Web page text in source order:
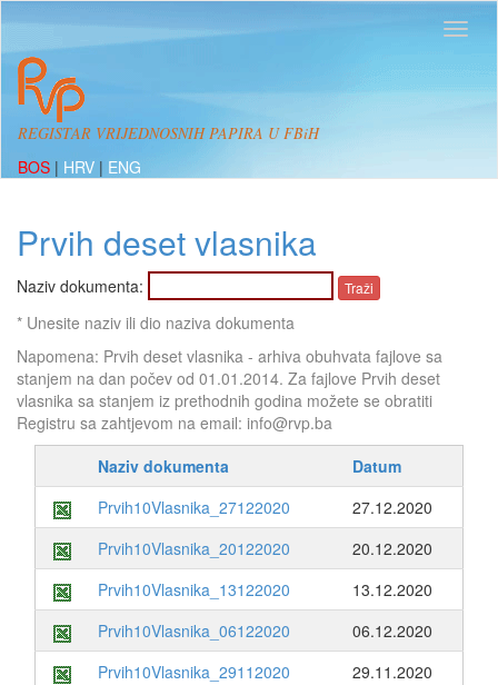
REGISTAR VRIJEDNOSNIH PAPIRA U FBiH
BOS | HRV | ENG
Prvih deset vlasnika
Naziv dokumenta:
* Unesite naziv ili dio naziva dokumenta
Napomena: Prvih deset vlasnika - arhiva obuhvata fajlove sa
stanjem na dan počev od 01.01.2014. Za fajlove Prvih deset
vlasnika sa stanjem iz prethodnih godina možete se obratiti
Registru sa zahtjevom na email: info@rvp.ba
Naziv dokumenta
Datum
Prvih10Vlasnika_27122020
27.12.2020
Prvih10Vlasnika_20122020
20.12.2020
Prvih10Vlasnika_13122020
13.12.2020
Prvih10Vlasnika_06122020
06.12.2020
Prvih10Vlasnika_29112020
29.11.2020